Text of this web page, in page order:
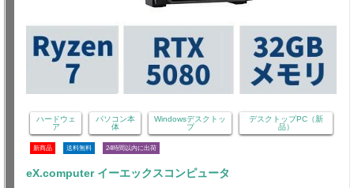
ハードウェ
ア
パソコン本
体
Windowsデスクトッ
プ
デスクトップPC（新
品）
新商品 送料無料 24時間以内に出荷
eX.computer イーエックスコンピュータ